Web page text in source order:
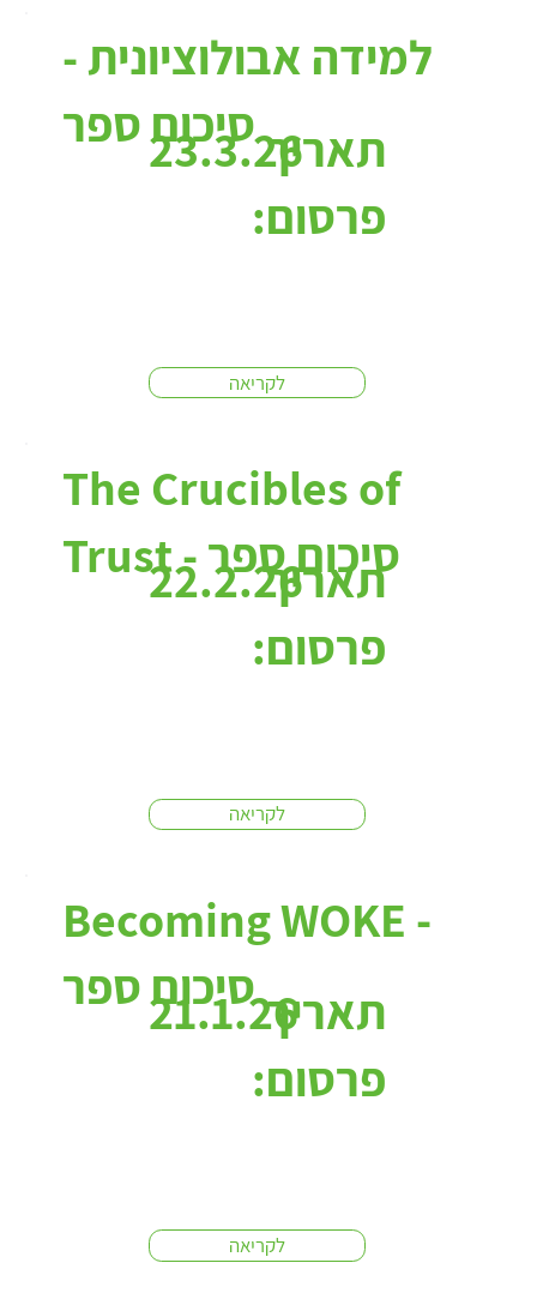
למידה אבולוציונית -
סיכום ספר
לקריאה
23.3.26תאריך
פרסום:
The Crucibles of
Trust - סיכום ספר
לקריאה
22.2.26תאריך
פרסום:
Becoming WOKE -
סיכום ספר
לקריאה
21.1.26תאריך
פרסום: